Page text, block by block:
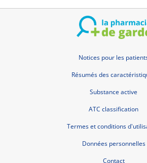
Notices pour les
Résumés des
Substance active
ATC classification
Termes et conditions
Données personnelles
Contact